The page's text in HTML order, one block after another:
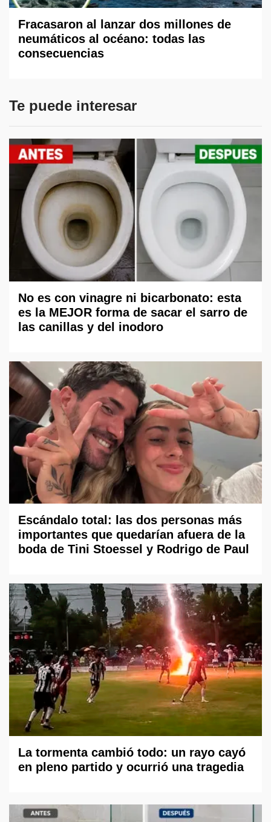
Fracasaron al lanzar dos millones de
neumáticos al océano: todas las
consecuencias
Te puede interesar
No es con vinagre ni bicarbonato: esta
es la MEJOR forma de sacar el sarro de
las canillas y del inodoro
Escándalo total: las dos personas más
importantes que quedarían afuera de la
boda de Tini Stoessel y Rodrigo de Paul
La tormenta cambió todo: un rayo cayó
en pleno partido y ocurrió una tragedia